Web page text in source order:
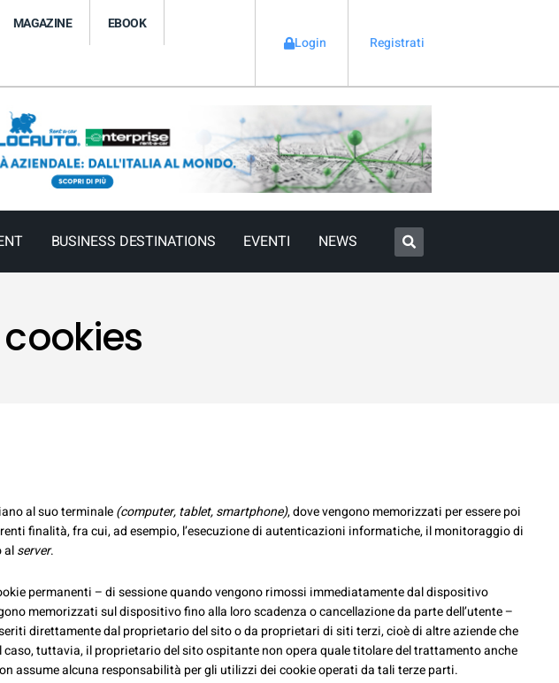
MAGAZINE EBOOK
Login Registrati
BUSINESS DESTINATIONS EVENTI NEWS
al suo terminale(computer, tablet, smartphone), dove vengono memorizzati per essere poi
finalità, fra cui, ad esempio, l’esecuzione di autenticazioni informatiche, il monitoraggio di
alserver.
permanenti – di sessione quando vengono rimossi immediatamente dal dispositivo
memorizzati sul dispositivo fino alla loro scadenza o cancellazione da parte dell’utente –
direttamente dal proprietario del sito o da proprietari di siti terzi, cioè di altre aziende che
tuttavia, il proprietario del sito ospitante non opera quale titolare del trattamento anche
assume alcuna responsabilità per gli utilizzi dei cookie operati da tali terze parti.